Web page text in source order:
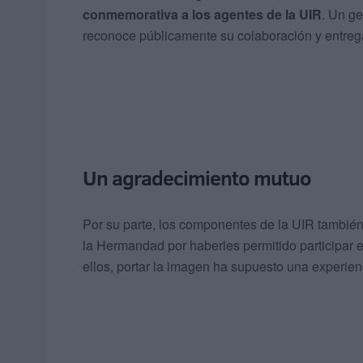
conmemorativa a los agentes de la UIR. Un
reconoce públicamente su colaboración y
Un agradecimiento mutuo
Por su parte, los componentes de la UIR
la Hermandad por haberles permitido participar
ellos, portar la imagen ha supuesto una